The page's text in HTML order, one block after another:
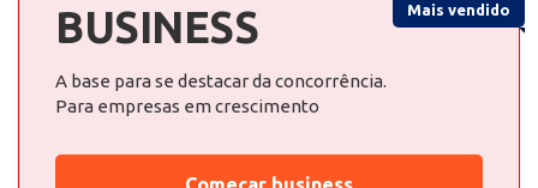
Mais vendido
BUSINESS
A base para se destacar da concorrência.
Para empresas em crescimento